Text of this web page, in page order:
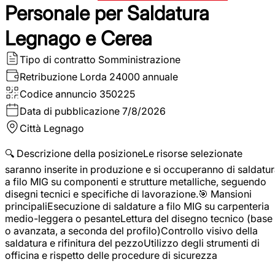
Personale per Saldatura
Legnago e Cerea
Tipo di contratto Somministrazione
Retribuzione Lorda 24000 annuale
Codice annuncio 350225
Data di pubblicazione 7/8/2026
Città Legnago
🔍 Descrizione della posizioneLe risorse selezionate
saranno inserite in produzione e si occuperanno di
a filo MIG su componenti e strutture metalliche, seguendo
disegni tecnici e specifiche di lavorazione.🎯 Mansioni
principaliEsecuzione di saldature a filo MIG su carpenteria
medio-leggera o pesanteLettura del disegno tecnico (base
o avanzata, a seconda del profilo)Controllo visivo della
saldatura e rifinitura del pezzoUtilizzo degli strumenti di
officina e rispetto delle procedure di sicurezza